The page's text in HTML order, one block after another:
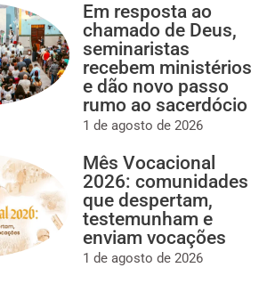
Em resposta ao
chamado de Deus,
seminaristas
recebem ministérios
e dão novo passo
rumo ao sacerdócio
1 de agosto de 2026
Mês Vocacional
2026: comunidades
que despertam,
testemunham e
enviam vocações
1 de agosto de 2026